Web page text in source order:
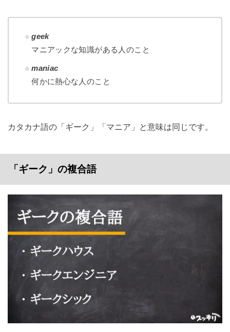
geek
マニアックな知識がある人のこと
maniac
何かに熱心な人のこと
カタカナ語の「ギーク」「マニア」と意味は同じです。
「ギーク」の複合語